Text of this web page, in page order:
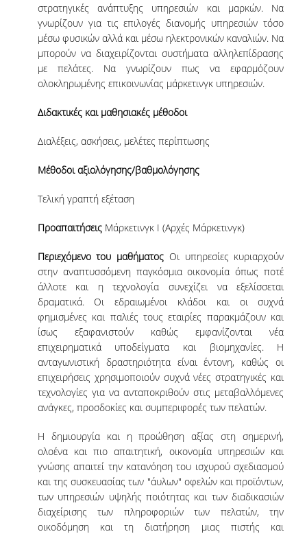
ΜΗΤΡΩΑ
ΩΡΕΣ ΓΡΑΦΕΙΟΥ ΑΚΑΔΗΜΑΪΚΟΥ
ΠΡΟΣΩΠΙΚΟΥ
ΠΡΟΠΤΥΧΙΑΚΕΣ ΣΠΟΥΔΕΣ
ΟΔΗΓΟΣ ΣΠΟΥΔΩΝ
ΠΡΟΓΡΑΜΜΑ ΣΠΟΥΔΩΝ
ΜΑΘΗΜΑΤΑ ΠΡΟΓΡΑΜΜΑΤΟΣ ΣΠΟΥΔΩΝ
ΚΑΤΕΥΘΥΝΣΕΙΣ
ΠΡΟΓΡΑΜΜΑ ERASMUS+
INCOMING STUDENTS
OUTGOING STUDENTS
ΠΡΑΚΤΙΚΗ ΑΣΚΗΣΗ
ΟΔΗΓΟΣ ΕΚΠΟΝΗΣΗΣ ΕΡΓΑΣΙΩΝ
ΔΙΑΔΙΚΑΣΙΑ ΠΑΡΑΠΟΝΩΝ ΦΟΙΤΗΤΩΝ
ΚΑΘΗΓΗΤΕΣ - ΣΥΜΒΟΥΛΟΙ ΣΠΟΥΔΩΝ
ΜΕΤΑΠΤΥΧΙΑΚΕΣ ΣΠΟΥΔΕΣ
ΜΕΤΑΠΤΥΧΙΑΚΕΣ ΣΠΟΥΔΕΣ
ΔΙΔΑΚΤΟΡΙΚΕΣ ΣΠΟΥΔΕΣ
ΠΙΝΑΚΑΣ ΥΠΟΨΗΦΙΩΝ ΔΙΔΑΚΤΟΡΩΝ
στρατηγικές ανάπτυξης υπηρεσιών και μαρκών. Να
γνωρίζουν για τις επιλογές διανομής υπηρεσιών τόσο
μέσω φυσικών αλλά και μέσω ηλεκτρονικών καναλιών. Να
μπορούν να διαχειρίζονται συστήματα αλληλεπίδρασης
με πελάτες. Να γνωρίζουν πως να εφαρμόζουν
ολοκληρωμένης επικοινωνίας μάρκετινγκ υπηρεσιών.
Διδακτικές και μαθησιακές μέθοδοι
Διαλέξεις, ασκήσεις, μελέτες περίπτωσης
Μέθοδοι αξιολόγησης/βαθμολόγησης
Τελική γραπτή εξέταση
Προαπαιτήσεις Μάρκετινγκ Ι (Αρχές Μάρκετινγκ)
Περιεχόμενο του μαθήματος Οι υπηρεσίες κυριαρχούν
στην αναπτυσσόμενη παγκόσμια οικονομία όπως ποτέ
άλλοτε και η τεχνολογία συνεχίζει να εξελίσσεται
δραματικά. Οι εδραιωμένοι κλάδοι και οι συχνά
φημισμένες και παλιές τους εταιρίες παρακμάζουν και
ίσως εξαφανιστούν καθώς εμφανίζονται νέα
επιχειρηματικά υποδείγματα και βιομηχανίες. Η
ανταγωνιστική δραστηριότητα είναι έντονη, καθώς οι
επιχειρήσεις χρησιμοποιούν συχνά νέες στρατηγικές και
τεχνολογίες για να ανταποκριθούν στις μεταβαλλόμενες
ανάγκες, προσδοκίες και συμπεριφορές των πελατών.
Η δημιουργία και η προώθηση αξίας στη σημερινή,
ολοένα και πιο απαιτητική, οικονομία υπηρεσιών και
γνώσης απαιτεί την κατανόηση του ισχυρού σχεδιασμού
και της συσκευασίας των "άυλων" οφελών και προϊόντων,
των υπηρεσιών υψηλής ποιότητας και των διαδικασιών
διαχείρισης των πληροφοριών των πελατών, την
οικοδόμηση και τη διατήρηση μιας πιστής και